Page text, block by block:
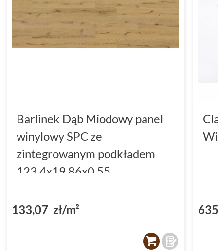
Barlinek Dąb Miodowy panel
winylowy SPC ze
zintegrowanym podkładem
123.4x19.86x0.55
133,07 zł/m²